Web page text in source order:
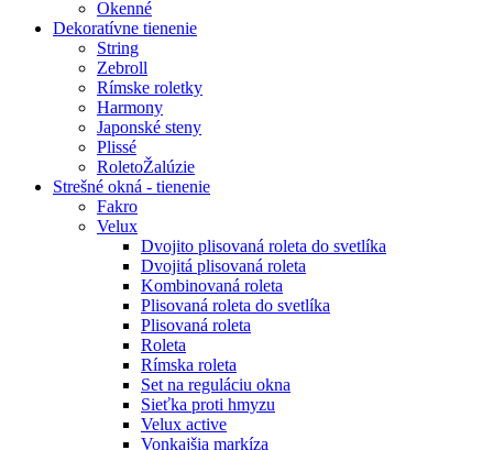
Okenné
Dekoratívne tienenie
String
Zebroll
Rímske roletky
Harmony
Japonské steny
Plissé
RoletoŽalúzie
Strešné okná - tienenie
Fakro
Velux
Dvojito plisovaná roleta do svetlíka
Dvojitá plisovaná roleta
Kombinovaná roleta
Plisovaná roleta do svetlíka
Plisovaná roleta
Roleta
Rímska roleta
Set na reguláciu okna
Sieťka proti hmyzu
Velux active
Vonkajšia markíza